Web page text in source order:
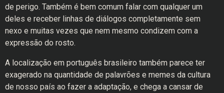
de perigo. Também é bem comum falar com qualquer um
deles e receber linhas de diálogos completamente sem
nexo e muitas vezes que nem mesmo condizem com a
expressão do rosto.
A localização em português brasileiro também parece ter
exagerado na quantidade de palavrões e memes da cultura
de nosso país ao fazer a adaptação, e chega a cansar de